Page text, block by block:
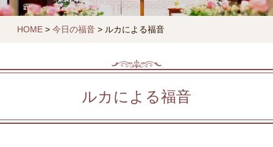
HOME > 今日の福音 > ルカによる福音
ルカによる福音